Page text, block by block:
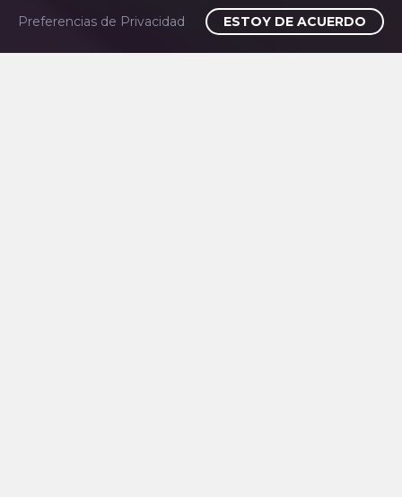
Preferencias de Privacidad ESTOY DE ACUERDO